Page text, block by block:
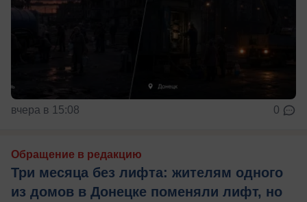
вчера в 15:08 0
Обращение в редакцию
Три месяца без лифта: жителям одного
из домов в Донецке поменяли лифт, но